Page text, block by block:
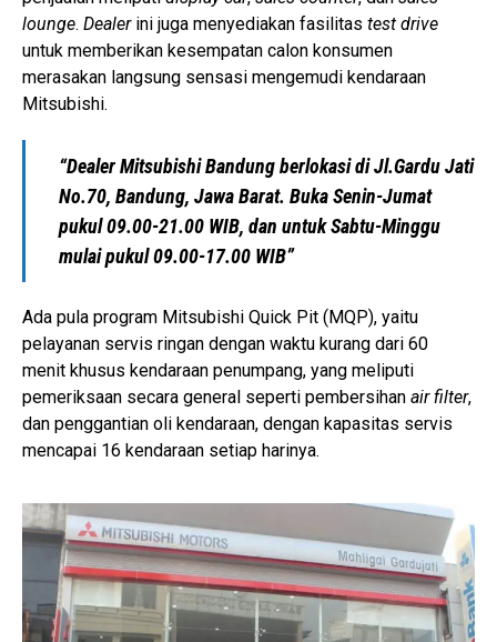
lounge. Dealerini juga menyediakan fasilitas test drive
untuk memberikan kesempatan calon konsumen
merasakan langsung sensasi mengemudi kendaraan
Mitsubishi.
“Dealer Mitsubishi Bandung berlokasi di Jl.Gardu Jati
No.70, Bandung, Jawa Barat. Buka Senin-Jumat
pukul 09.00-21.00 WIB, dan untuk Sabtu-Minggu
mulai pukul 09.00-17.00 WIB”
Ada pula program Mitsubishi Quick Pit (MQP), yaitu
pelayanan servis ringan dengan waktu kurang dari 60
menit khusus kendaraan penumpang, yang meliputi
pemeriksaan secara general seperti pembersihan air filter,
dan penggantian oli kendaraan, dengan kapasitas servis
mencapai 16 kendaraan setiap harinya.